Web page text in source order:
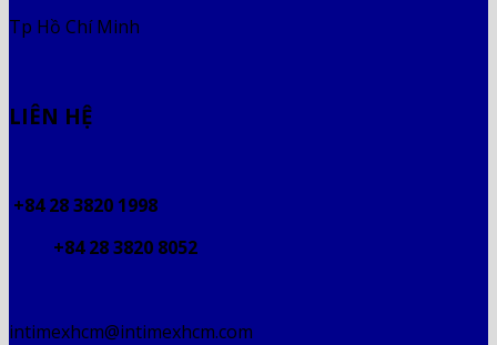
Tp Hồ Chí Minh
LIÊN HỆ
+84 28 3820 1998
+84 28 3820 8052
intimexhcm@intimexhcm.com